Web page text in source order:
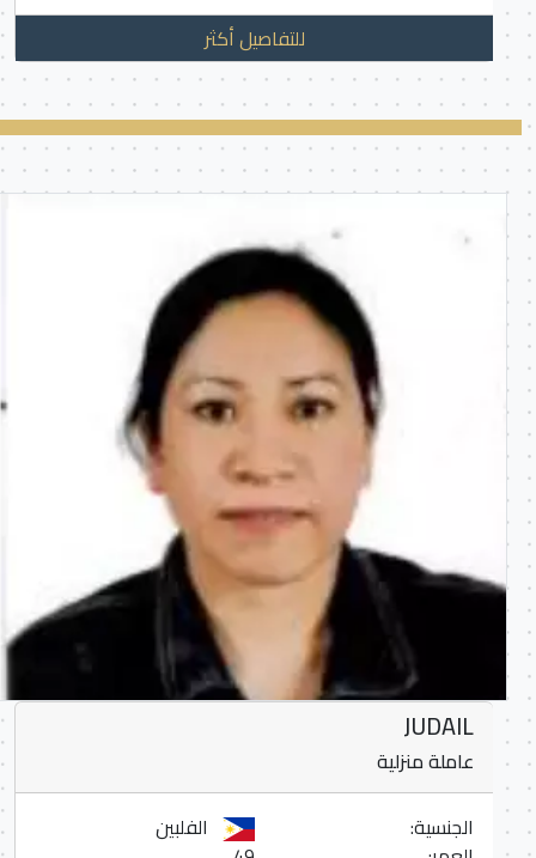
للتفاصيل أكثر
JUDAIL
عاملة منزلية
الجنسية:
الفلبين